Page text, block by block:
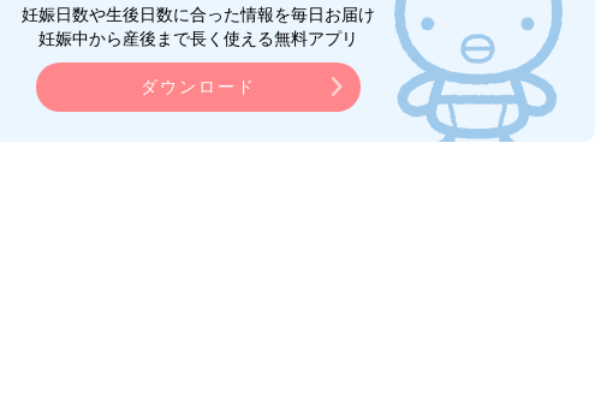
妊娠日数や生後日数に合った情報を毎日お届け
妊娠中から産後まで長く使える無料アプリ
ダウンロード